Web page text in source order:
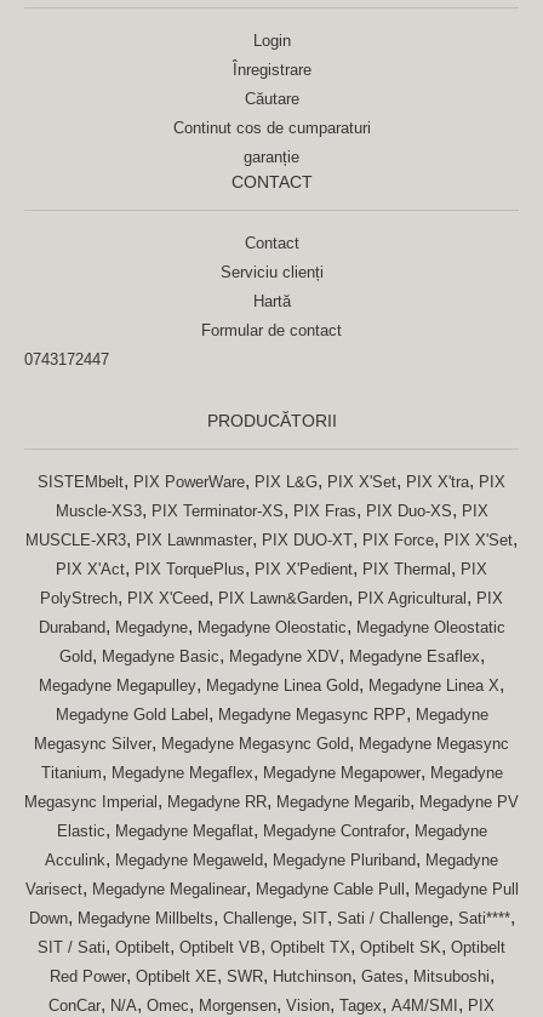
Login
Înregistrare
Căutare
Continut cos de cumparaturi
garanție
CONTACT
Contact
Serviciu clienți
Hartă
Formular de contact
0743172447
PRODUCĂTORII
SISTEMbelt, PIX PowerWare, PIX L&G, PIX X'Set, PIX X'tra, PIX
Muscle-XS3, PIX Terminator-XS, PIX Fras, PIX Duo-XS, PIX
MUSCLE-XR3, PIX Lawnmaster, PIX DUO-XT, PIX Force, PIX X'Set,
PIX X'Act, PIX TorquePlus, PIX X'Pedient, PIX Thermal , PIX
PolyStrech, PIX X'Ceed, PIX Lawn&Garden, PIX Agricultural , PIX
Duraband, Megadyne, Megadyne Oleostatic, Megadyne Oleostatic
Gold, Megadyne Basic, Megadyne XDV, Megadyne Esaflex,
Megadyne Megapulley, Megadyne Linea Gold, Megadyne Linea X,
Megadyne Gold Label , Megadyne Megasync RPP, Megadyne
Megasync Silver, Megadyne Megasync Gold, Megadyne Megasync
Titanium, Megadyne Megaflex, Megadyne Megapower, Megadyne
Megasync Imperial , Megadyne RR, Megadyne Megarib, Megadyne PV
Elastic, Megadyne Megaflat, Megadyne Contrafor, Megadyne
Acculink, Megadyne Megaweld, Megadyne Pluriband, Megadyne
Varisect, Megadyne Megalinear, Megadyne Cable Pull , Megadyne Pull
Down, Megadyne Millbelts, Challenge, SIT, Sati / Challenge, Sati****,
SIT / Sati, Optibelt, Optibelt VB, Optibelt TX, Optibelt SK, Optibelt
Red Power, Optibelt XE, SWR, Hutchinson, Gates, Mitsuboshi,
ConCar, N/A, Omec, Morgensen, Vision, Tagex, A4M/SMI , PIX